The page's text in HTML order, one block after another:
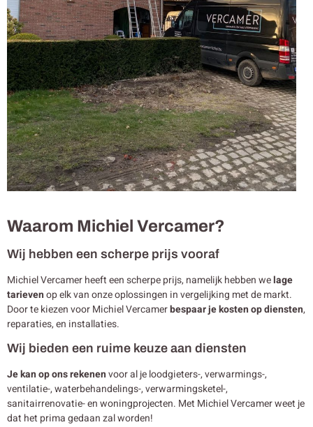
Waarom Michiel Vercamer?
Wij hebben een scherpe prijs vooraf
Michiel Vercamer heeft een scherpe prijs, namelijk hebben welage
tarievenop elk van onze oplossingen in vergelijking met de markt.
Door te kiezen voor Michiel Vercamerbespaar je kosten op diensten,
reparaties, en installaties.
Wij bieden een ruime keuze aan diensten
Je kan op ons rekenenvoor al je loodgieters-, verwarmings-,
ventilatie-, waterbehandelings-, verwarmingsketel-,
sanitairrenovatie- en woningprojecten. Met Michiel Vercamer weet je
dat het prima gedaan zal worden!